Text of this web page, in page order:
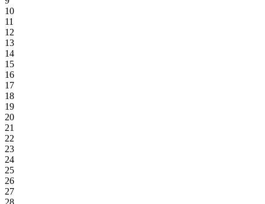
10
11
12
13
14
15
16
17
18
19
20
21
22
23
24
25
26
27
28